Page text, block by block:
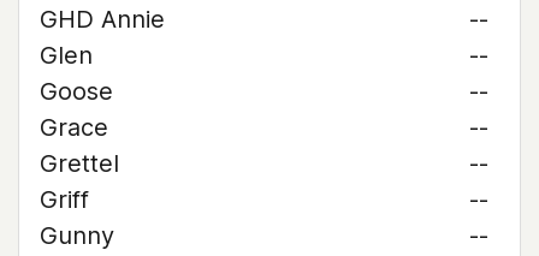
GHD Annie
--
Glen
--
Goose
--
Grace
--
Grettel
--
Griff
--
Gunny
--